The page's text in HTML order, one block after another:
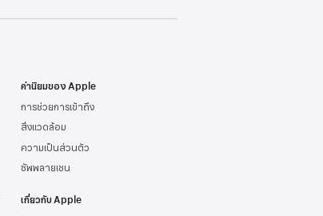
ค่านิยมของ Apple
การช่วยการเข้าถึง
สิ่งแวดล้อม
ความเป็นส่วนตัว
ซัพพลายเชน
เกี่ยวกับ Apple